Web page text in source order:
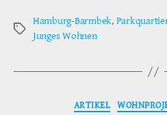
Schlagwörter
Hamburg-Barmbek,
Junges Wohnen
ARTIKEL